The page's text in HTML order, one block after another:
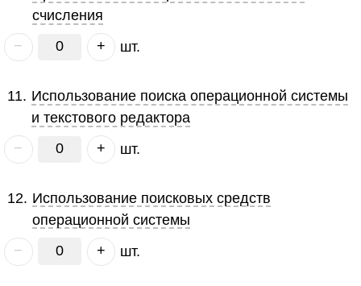
− + шт.
счисления
− + шт.
11. Использование поиска операционной системы
и текстового редактора
− + шт.
12. Использование поисковых средств
операционной системы